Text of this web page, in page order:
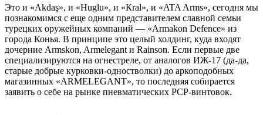
Это и «Akdaş», и «Huglu», и «Кral», и «ATA Arms», сегодня мы
познакомимся с еще одним представителем славной семьи
турецких оружейных компаний — «Armakon Defence» из
города Конья. В принципе это целый холдинг, куда входят
дочерние Armskon, Armelegant и Rainson. Если первые две
специализируются на огнестреле, от аналогов ИЖ-17 (да-да,
старые добрые курковки-одностволки) до аркоподобных
магазинных «ARMELEGANT», то последняя собирается
заявить о себе на рынке пневматических PCP-винтовок.